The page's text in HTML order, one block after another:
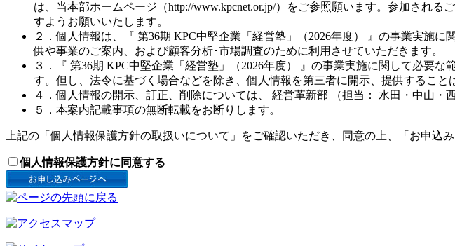
は、当本部ホームページ（http://www.kpcnet.or.jp/）をご参照願います。参加され
すようお願いいたします。
２．個人情報は、『 第36期 KPC中堅企業「経営塾」（2026年度） 』の事業実施
供や事業のご案内、および顧客分析･市場調査のために利用させていただきます。
３．
『 第36期 KPC中堅企業「経営塾」（2026年度） 』の事業実施に関して必要
す。但し、法令に基づく場合などを除き、個人情報を第三者に開示、提供すること
４．個人情報の開示、訂正、削除については、 経営革新部 （担当： 水田・中山・
５． 本案内記載事項の無断転載をお断りします。
上記の「個人情報保護方針の取扱いについて」をご確認いただき、同意の上、「お申込
個人情報保護方針に同意する